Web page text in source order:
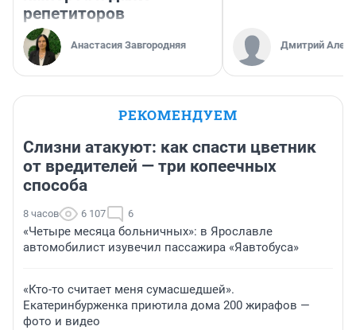
репетиторов
Анастасия Завгородняя Дмитрий
РЕКОМЕНДУЕМ
Слизни атакуют: как спасти цветник
от вредителей — три копеечных
способа
8 часов 6 107 6
«Четыре месяца больничных»: в Ярославле
автомобилист изувечил пассажира «Яавтобуса»
«Кто-то считает меня сумасшедшей».
Екатеринбурженка приютила дома 200 жирафов —
фото и видео